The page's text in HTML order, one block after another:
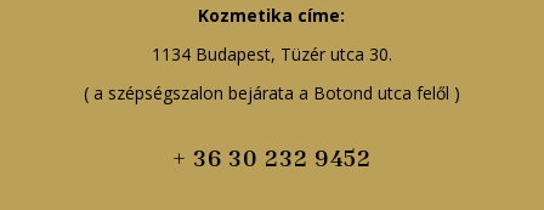
Kozmetika címe:
1134 Budapest, Tüzér utca 30.
( a szépségszalon bejárata a Botond utca felől )
+ 36 30 232 9452